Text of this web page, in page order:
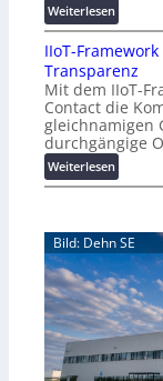
e
n
f
a
l
l
e
i
c
h
:
T
r
e
f
f
p
n
k
t
f
ü
r
p
r
Weiterlesen:
W
ö
h
n
e
r
m
i
t
e
u
e
r
Y
o
u
IIoT-
Transparenz
Mit dem IIoT-
Contact die
gleichnamigen
durchgängige
Weiterlesen:
I
T
-
F
r
a
m
e
Bild: Dehn SE